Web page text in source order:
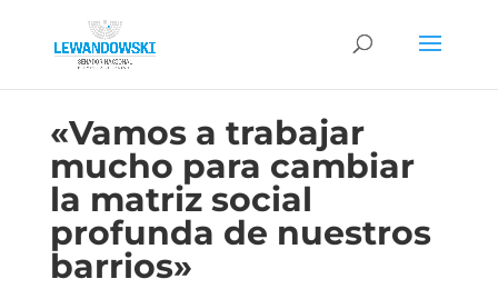
«Vamos a trabajar
mucho para cambiar
la matriz social
profunda de nuestros
barrios»